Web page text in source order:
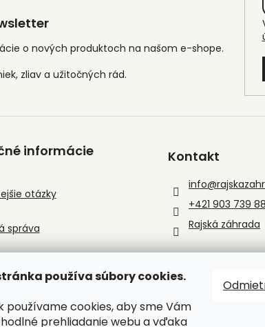
používa súbory cookies.
používame cookies, aby sme Vám
prehliadanie webu a vďaka
p
u
o nových produktoch na našom e-shope.
informácie
otázky
správa
Kontakt
info@
+421 903 739
Rajská záhrada